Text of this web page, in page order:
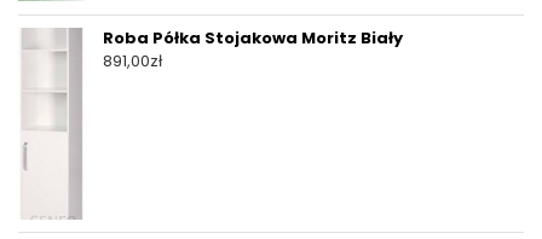
Roba Półka Stojakowa Moritz Biały
891,00zł